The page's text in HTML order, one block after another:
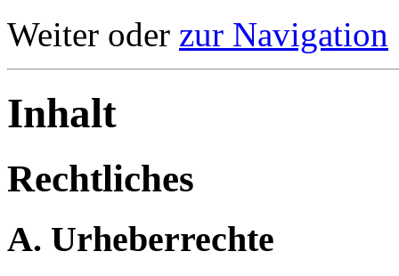
Weiter oder zur Navigation
Inhalt
Rechtliches
A. Urheberrechte